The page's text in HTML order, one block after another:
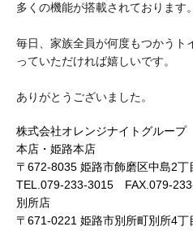
多くの機能が搭載されております。
毎日、家族全員が何度もつかうト
っていただければ嬉しいです。
ありがとうございました。
株式会社オレンジナイトグループ
本店・姫路本店
〒672-8035 姫路市飾磨区中島2丁
TEL.079-233-3015 FAX.079-
別所店
〒671-0221 姫路市別所町別所4丁